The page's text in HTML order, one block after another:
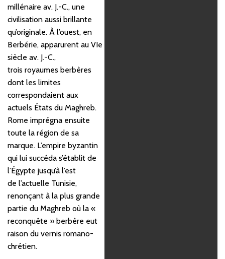
millénaire av. J.-C., une
civilisation aussi brillante
qu’originale. À l’ouest, en
Berbérie, apparurent au VIe
siècle av. J.-C.,
trois royaumes berbères
dont les limites
correspondaient aux
actuels États du Maghreb.
Rome imprégna ensuite
toute la région de sa
marque. L’empire byzantin
qui lui succéda s’établit de
l’Égypte jusqu’à l’est
de l’actuelle Tunisie,
renonçant à la plus grande
partie du Maghreb où la «
reconquête » berbère eut
raison du vernis romano-
chrétien.